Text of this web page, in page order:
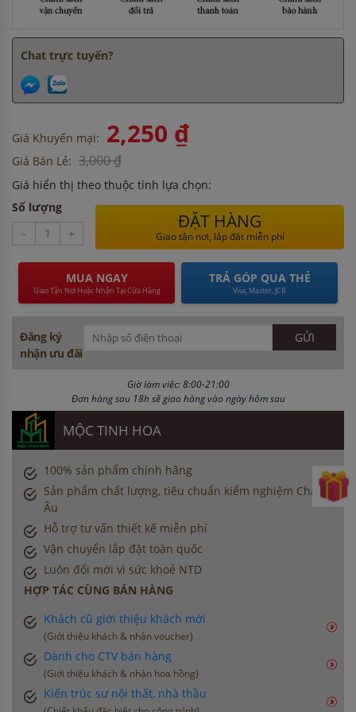
Chat trực tuyến?
Giá Khuyến mại: 2,250 ₫
Giá Bán Lẻ: 3,000 ₫
Giá hiển thị theo thuộc tính lựa chọn:
Số lượng
-
+
ĐẶT HÀNG
Giao tận nơi, lắp đặt miễn phí
MUA NGAY
Giao Tận Nơi Hoặc Nhận Tại Cửa Hàng
TRẢ GÓP QUA THẺ
Visa, Master, JCB
Đăng ký
nhận ưu đãi
Giờ làm việc: 8:00-21:00
Đơn hàng sau 18h sẽ giao hàng vào ngày hôm sau
MỘC TINH HOA
100% sản phẩm chính hãng
Sản phẩm chất lượng, tiêu chuẩn kiểm nghiệm Châu
Âu
Hỗ trợ tư vấn thiết kế miễn phí
Vận chuyển lắp đặt toàn quốc
Luôn đổi mới vì sức khoẻ NTD
HỢP TÁC CÙNG BÁN HÀNG
Khách cũ giới thiệu khách mới
(Giới thiệu khách & nhận voucher)
Dành cho CTV bán hàng
(Giới thiệu khách & nhận hoa hồng)
Kiến trúc sư nội thất, nhà thầu